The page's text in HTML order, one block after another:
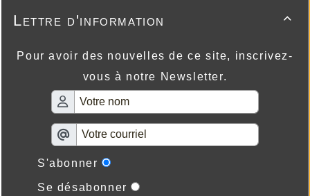

Lettre d'information
Pour avoir des nouvelles de ce site, inscrivez-
vous à notre Newsletter.
S'abonner
Se désabonner